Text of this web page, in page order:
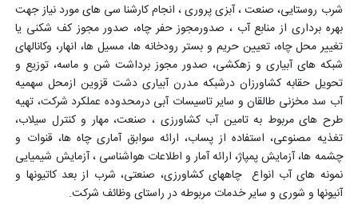
شرب روستایی، صنعت ، آبزی پروری ، انجام کارشنا سی های مورد نیاز جهت
بهره برداری از منابع آب ، صدورمجوز حفر چاه، صدور مجوز کف شکنی یا
تغییر محل چاه، تعیین حریم و بستر رودخانه ها، مسیل ها، انهار، وکانالهای
شبکه های آبیاری و زهکشی، صدور مجوز برداشت شن و ماسه، توزیع و
تحویل حقابه کشاورزان درشبکه مدرن آبیاری دشت قزوین ازمحل سهمیه
آب سد مخزنی طالقان و سایر تاسیسات آبی درمحدوده عملکرد شرکت، تهیه
طرح های مربوط به تامین آب کشاورزی ، صنعت، مهار و کنترل سیلاب،
تغذیه مصنوعی، استفاده از پساب، ارائه سوابق آماری چاه ها، قنوات و
چشمه ها، آزمایش پمپاژ، ارائه آمار و اطلاعات هواشناسی ، آزمایش شیمیایی
نمونه های آب انواع چاههای کشاورزی، صنعتی، شرب از بعد کاتیونها و
آنیونها و شوری و سایر خدمات مربوطه در راستای وظائف شرکت.